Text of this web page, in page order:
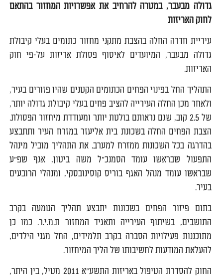
גדולה מבעבר, במטרה להרחיב את אפשרויות המחזור בהתאם
לחוק האריזות
עיריית חדרה החלה בהצבת מתקני מחזור כתומים בעלי קיבולת
גדולה מבעבר, המיועדים לאיסוף פסולת אריזות על-פי חוק
האריזות.
התהליך החל בפינוי הפחים הכתומים הקטנים שהיו פזורים בעיר,
ולאחר מכן החלה העירייה להציב פחים בעלי קיבולת גדולה יותר,
של 2.5 קוב, שגם נראותם בולטת יותר ומעודדת מיחזור הפסולת.
הצבת הפחים החלה בשכונת בית אליעזר במזרח העיר ותתבצע
בהדרגה בכל השכונות ממזרח למערב. את התהליך מוביל מינהל
התפעול שבראשו עומד הסמנכ"ל משה ביטון, אגף שפ"ע
שבראשו עומד מנהל האגף בוריס קוסינובסקי, ומנהלי הרובעים
בעיר.
בתום פיזור הפחים בשכונות יתבצע תהליך הטמעה בקרב
התושבים, בשיתוף העירייה ותאגיד המחזור ת.מ.י.ר. כמו כן
מתוכננות פעילויות הסברה בקרב תלמידים, החל מגני הילדים,
להעלאת המודעות לחשיבותו של הליך המיחזור.
החוק להסדרת הטיפול באריזות התשע"א 2011 מטיל, בין היתר,